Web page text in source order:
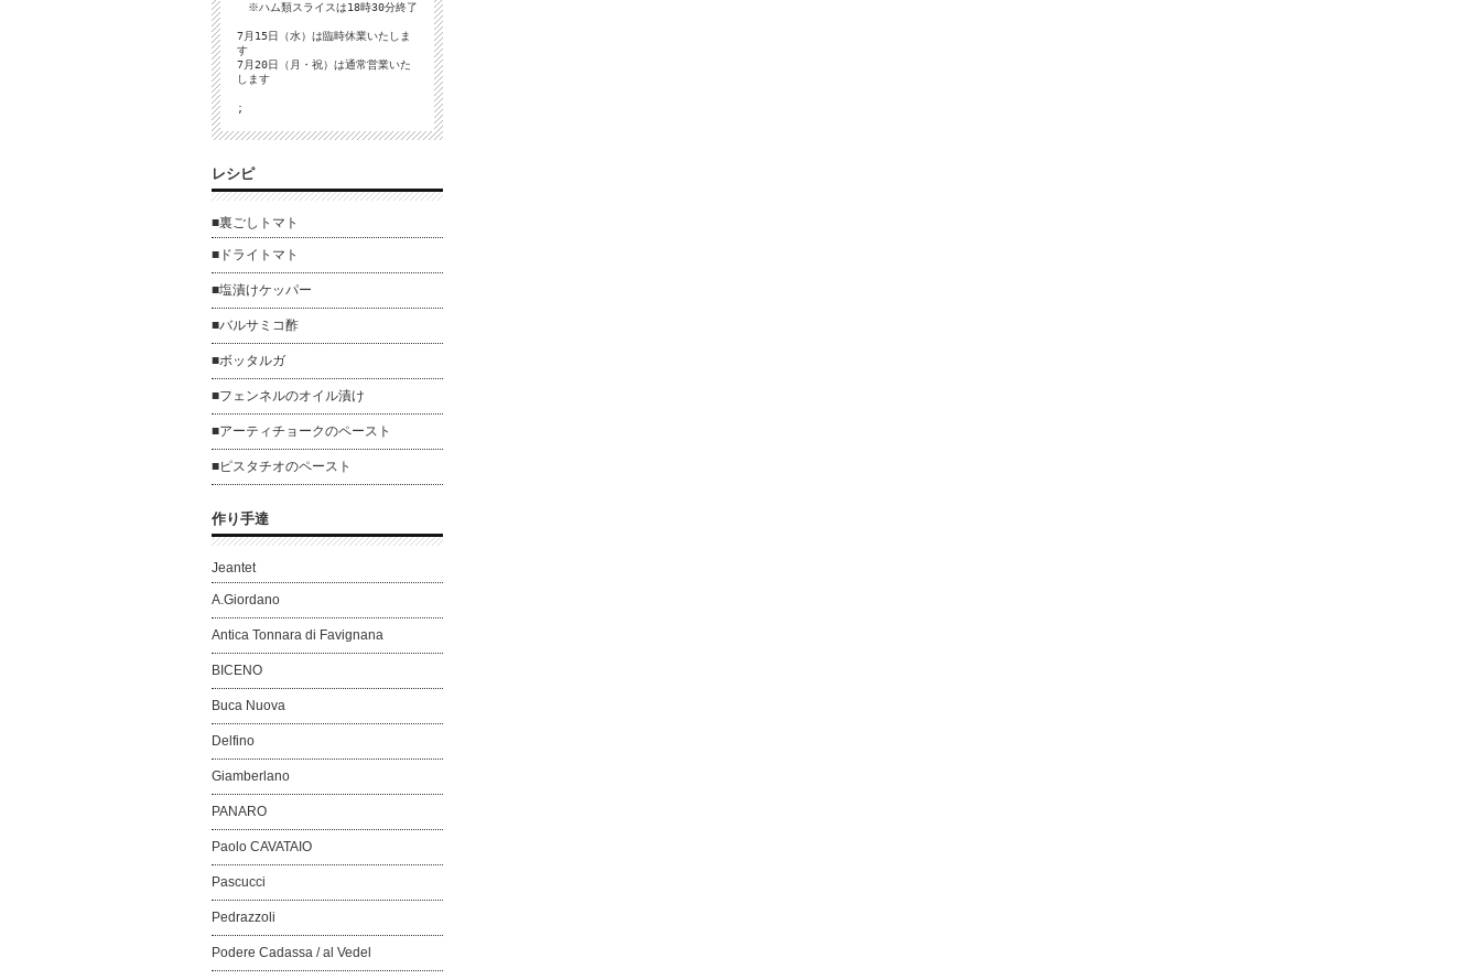
※ハム類スライスは18時30分終了
7月15日（水）は臨時休業いたしま
す
7月20日（月・祝）は通常営業いた
します
;
レシピ
■裏ごしトマト
■ドライトマト
■塩漬けケッパー
■バルサミコ酢
■ボッタルガ
■フェンネルのオイル漬け
■アーティチョークのペースト
■ピスタチオのペースト
作り手達
Jeantet
A.Giordano
Antica Tonnara di Favignana
BICENO
Buca Nuova
Delfino
Giamberlano
PANARO
Paolo CAVATAIO
Pascucci
Pedrazzoli
Podere Cadassa / al Vedel